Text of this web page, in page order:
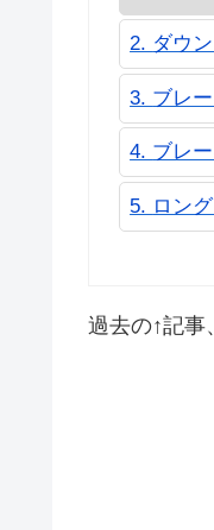
ダウ
ブレ
ブレ
ロン
過去の↑記事